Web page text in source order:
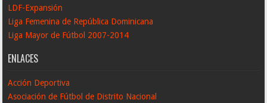
LDF-Expansión
Liga Femenina de República Dominicana
Liga Mayor de Fútbol 2007-2014
ENLACES
Acción Deportiva
Asociación de Fútbol de Distrito Nacional